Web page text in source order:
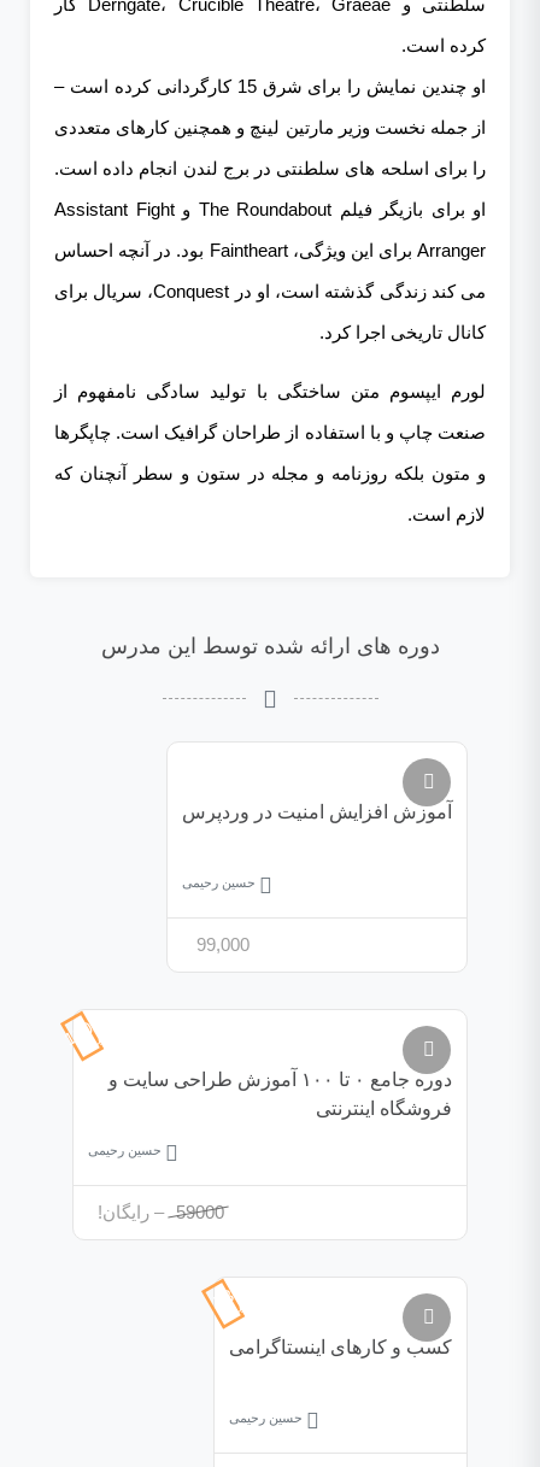
کرده است.
او چندین نمایش را برای شرق 15 کارگردانی کرده است –
از جمله نخست وزیر مارتین لینچ و همچنین کارهای متعددی
را برای اسلحه های سلطنتی در برج لندن انجام داده است.
او برای بازیگر فیلم The Roundabout و Assistant Fight
Arranger برای این ویژگی، Faintheart بود. در آنچه احساس
می کند زندگی گذشته است، او در Conquest، سریال برای
کانال تاریخی اجرا کرد.
لورم ایپسوم متن ساختگی با تولید سادگی نامفهوم از
صنعت چاپ و با استفاده از طراحان گرافیک است. چاپگرها
و متون بلکه روزنامه و مجله در ستون و سطر آنچنان که
لازم است.
دوره های ارائه شده توسط این مدرس
آموزش افزایش امنیت در وردپرس
حسین رحیمی
99,000
100%
تخفیف
دوره جامع ۰ تا ۱۰۰ آموزش طراحی سایت و
فروشگاه اینترنتی
حسین رحیمی
59000 – رایگان!
53%تخفیف
کسب‌ و کارهای اینستاگرامی
حسین رحیمی